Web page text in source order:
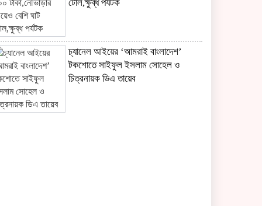
টোল,ক্ষুব্ধ পর্যটক
চ্যানেল আইয়ের ‘আমরাই বাংলাদেশ’
টকশোতে সাইফুল ইসলাম সোহেল ও
চিত্রনায়ক ডিএ তায়েব